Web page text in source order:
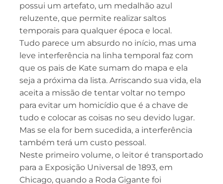
possui um artefato, um medalhão azul
reluzente, que permite realizar saltos
temporais para qualquer época e local.
Tudo parece um absurdo no início, mas uma
leve interferência na linha temporal faz com
que os pais de Kate sumam do mapa e ela
seja a próxima da lista. Arriscando sua vida, ela
aceita a missão de tentar voltar no tempo
para evitar um homicídio que é a chave de
tudo e colocar as coisas no seu devido lugar.
Mas se ela for bem sucedida, a interferência
também terá um custo pessoal.
Neste primeiro volume, o leitor é transportado
para a Exposição Universal de 1893, em
Chicago, quando a Roda Gigante foi